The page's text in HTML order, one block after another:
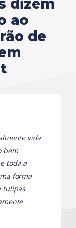
dizem
ao
de
vida
bem
toda a
forma
tulipas